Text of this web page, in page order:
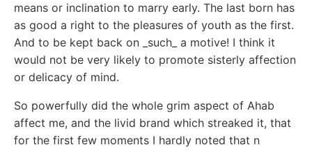
means or inclination to marry early. The last born has
as good a right to the pleasures of youth as the first.
And to be kept back on _such_ a motive! I think it
would not be very likely to promote sisterly affection
or delicacy of mind.
So powerfully did the whole grim aspect of Ahab
affect me, and the livid brand which streaked it, that
for the first few moments I hardly noted that n